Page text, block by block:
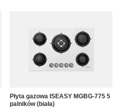
Płyta gazowa ISEASY MGBG-775 5
palników (biała)